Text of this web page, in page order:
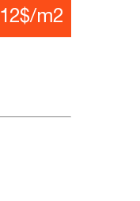
12$/m2